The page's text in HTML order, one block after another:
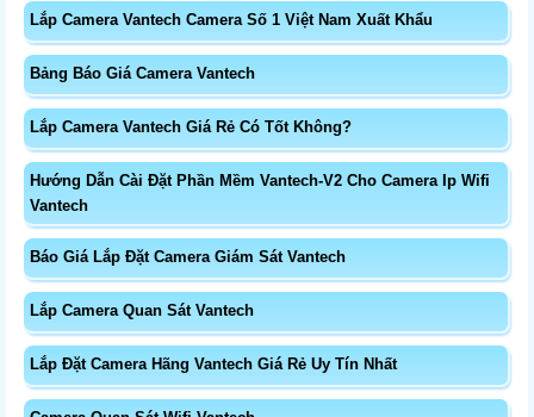
Lắp Camera Vantech Camera Số 1 Việt Nam Xuất Khẩu
Bảng Báo Giá Camera Vantech
Lắp Camera Vantech Giá Rẻ Có Tốt Không?
Hướng Dẫn Cài Đặt Phần Mềm Vantech-V2 Cho Camera Ip Wifi
Vantech
Báo Giá Lắp Đặt Camera Giám Sát Vantech
Lắp Camera Quan Sát Vantech
Lắp Đặt Camera Hãng Vantech Giá Rẻ Uy Tín Nhất